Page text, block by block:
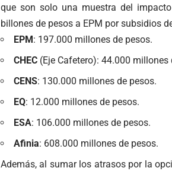
que son solo una muestra del
billones de pesos a EPM por subsidios
EPM: 197.000 millones de pesos.
CHEC(Eje Cafetero): 44.000 millones
CENS: 130.000 millones de pesos.
EQ: 12.000 millones de pesos.
ESA: 106.000 millones de pesos.
Afinia: 608.000 millones de pesos.
Además, al sumar los atrasos por la